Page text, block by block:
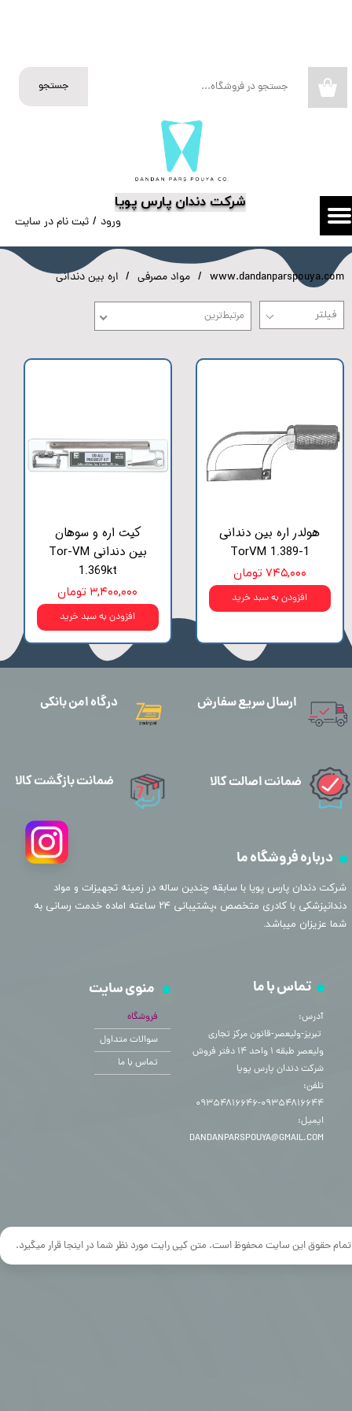
​شرکت دندان پارس پویا
جستجو
ورود / ثبت نام در سایت
تغییر گذر واژه
سفارشات
www.dandanparspouya.com مواد مصرفی اره بین دندانی
مرتبط‌ترین
هولدر اره بین دندانی
TorVM 1.389-1
۷۴۵,۰۰۰ تومان
افزودن به سبد خرید
کیت اره و سوهان
بین دندانی Tor-VM
1.369kt
۳,۴۰۰,۰۰۰ تومان
افزودن به سبد خرید
تمام حقوق این سایت محفوظ است. متن کپی رایت مورد نظر شما در اینجا قرار میگیرد.
ارسال سریع سفارش
درباره فروشگاه ما
​شرکت دندان پارس پویا با سابقه چندین ساله در زمینه تجهیزات و مواد
دندانپزشکی با کادری متخصص ،پشتیبانی ۲۴ ساعته اماده خدمت رسانی به
شما عزیزان میباشد.
منوی سایت
فروشگاه
سوالات متداول
تماس با ما
تماس با ما
آدرس:
​​​​​​​ تبریز-ولیعصر-قانون مرکز تجاری
ولیعصر طبقه ۱ واحد ۱۴ دفتر فروش
شرکت دندان پارس پویا
تلفن:
۰۹۳۵۴۸۱۶۶۴۴-۰۹۳۵۴۸۱۶۶۴۶
ایمیل:
DANDANPARSPOUYA@GMAIL.COM
درگاه امن بانکی
ضمانت اصالت کالا ضمانت بازگشت کالا